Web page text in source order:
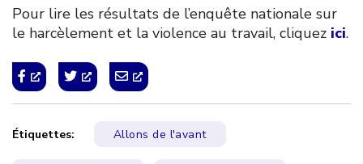
Pour lire les résultats de l’enquête nationale sur
le harcèlement et la violence au travail, cliquez ici.
Étiquettes: Allons de l'avant